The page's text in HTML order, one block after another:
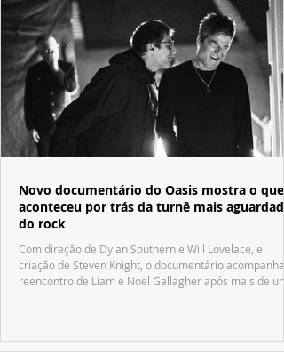
Novo documentário do Oasis mostra o que
aconteceu por trás da turnê mais aguardada
do rock
Com direção de Dylan Southern e Will Lovelace, e
criação de Steven Knight, o documentário acompanha
reencontro de Liam e Noel Gallagher após mais de